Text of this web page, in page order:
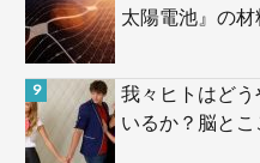
太陽電池』の材
我々ヒトはど
いるか？脳と